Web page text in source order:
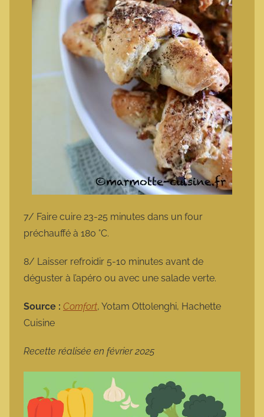
7/ Faire cuire 23-25 minutes dans un four
préchauffé à 180 °C.
8/ Laisser refroidir 5-10 minutes avant de
déguster à l’apéro ou avec une salade verte.
Source : Comfort, Yotam Ottolenghi, Hachette
Cuisine
Recette réalisée en février 2025